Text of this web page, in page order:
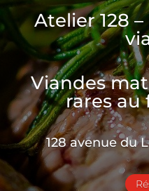
Atelier 128
Viandes
rares au
128 avenue du